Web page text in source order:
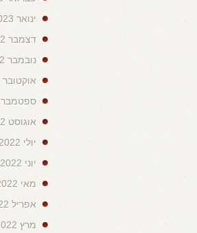
ינואר 2023
דצמבר 2022
נובמבר 2022
אוקטובר 2022
ספטמבר 2022
אוגוסט 2022
יולי 2022
יוני 2022
מאי 2022
אפריל 2022
מרץ 2022